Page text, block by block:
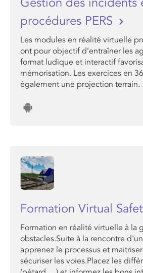
procédures PERS
Les modules en réalité virtuelle
ont pour objectif d’entraîner les
format ludique et interactif
mémorisation. Les exercices en
également une projection terrain.
Formation Virtual
Formation en réalité virtuelle à la
obstacles.Suite à la rencontre
apprenez le processus et
sécuriser les voies.Placez les